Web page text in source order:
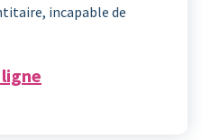
incapable de